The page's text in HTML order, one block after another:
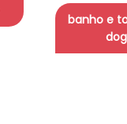
banho e
dog